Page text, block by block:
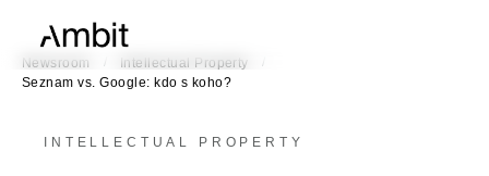
Newsroom / Intellectual Property
/
Seznam vs. Google: kdo s koho?
INTELLECTUAL PROPERTY